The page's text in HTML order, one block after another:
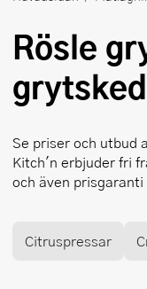
Rösle
Se priser och utbud
Kitch'n erbjuder fri
och även
Citruspressar